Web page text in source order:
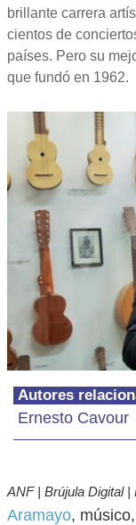
brillante carrera
cientos de
países. Pero su
que fundó en 1962.
Autores
Ernesto Cavour
ANF | Brújula Digital |
Aramayo,